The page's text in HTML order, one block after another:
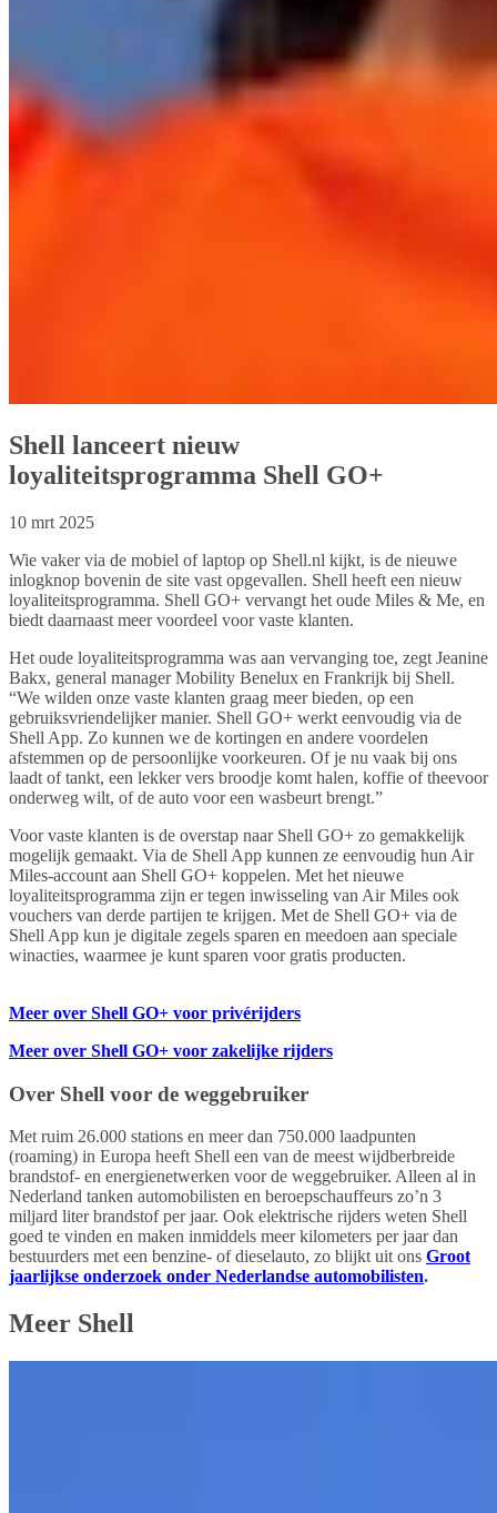
Shell lanceert nieuw
loyaliteitsprogramma Shell GO+
10 mrt 2025
Wie vaker via de mobiel of laptop op Shell.nl kijkt, is de nieuwe
inlogknop bovenin de site vast opgevallen. Shell heeft een nieuw
loyaliteitsprogramma. Shell GO+ vervangt het oude Miles & Me, en
biedt daarnaast meer voordeel voor vaste klanten.
Het oude loyaliteitsprogramma was aan vervanging toe, zegt Jeanine
Bakx, general manager Mobility Benelux en Frankrijk bij Shell.
“We wilden onze vaste klanten graag meer bieden, op een
gebruiksvriendelijker manier. Shell GO+ werkt eenvoudig via de
Shell App. Zo kunnen we de kortingen en andere voordelen
afstemmen op de persoonlijke voorkeuren. Of je nu vaak bij ons
laadt of tankt, een lekker vers broodje komt halen, koffie of theevoor
onderweg wilt, of de auto voor een wasbeurt brengt.”
Voor vaste klanten is de overstap naar Shell GO+ zo gemakkelijk
mogelijk gemaakt. Via de Shell App kunnen ze eenvoudig hun Air
Miles-account aan Shell GO+ koppelen. Met het nieuwe
loyaliteitsprogramma zijn er tegen inwisseling van Air Miles ook
vouchers van derde partijen te krijgen. Met de Shell GO+ via de
Shell App kun je digitale zegels sparen en meedoen aan speciale
winacties, waarmee je kunt sparen voor gratis producten.
Meer over Shell GO+ voor privérijders
Meer over Shell GO+ voor zakelijke rijders
Over Shell voor de weggebruiker
Met ruim 26.000 stations en meer dan 750.000 laadpunten
(roaming) in Europa heeft Shell een van de meest wijdberbreide
brandstof- en energienetwerken voor de weggebruiker. Alleen al in
Nederland tanken automobilisten en beroepschauffeurs zo’n 3
miljard liter brandstof per jaar. Ook elektrische rijders weten Shell
goed te vinden en maken inmiddels meer kilometers per jaar dan
bestuurders met een benzine- of dieselauto, zo blijkt uit ons Groot
jaarlijkse onderzoek onder Nederlandse automobilisten.
Meer Shell